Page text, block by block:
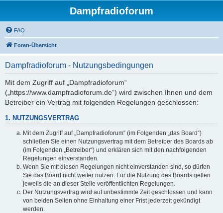
Dampfradioforum
FAQ
Foren-Übersicht
Dampfradioforum - Nutzungsbedingungen
Mit dem Zugriff auf „Dampfradioforum“
(„https://www.dampfradioforum.de“) wird zwischen Ihnen und dem
Betreiber ein Vertrag mit folgenden Regelungen geschlossen:
1. NUTZUNGSVERTRAG
Mit dem Zugriff auf „Dampfradioforum“ (im Folgenden „das Board“)
schließen Sie einen Nutzungsvertrag mit dem Betreiber des Boards ab
(im Folgenden „Betreiber“) und erklären sich mit den nachfolgenden
Regelungen einverstanden.
Wenn Sie mit diesen Regelungen nicht einverstanden sind, so dürfen
Sie das Board nicht weiter nutzen. Für die Nutzung des Boards gelten
jeweils die an dieser Stelle veröffentlichten Regelungen.
Der Nutzungsvertrag wird auf unbestimmte Zeit geschlossen und kann
von beiden Seiten ohne Einhaltung einer Frist jederzeit gekündigt
werden.